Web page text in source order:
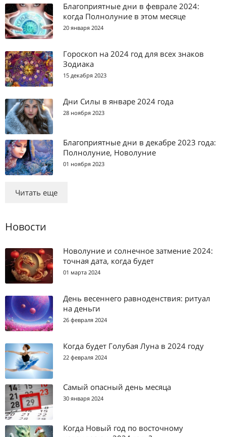
Благоприятные дни в феврале 2024:
когда Полнолуние в этом месяце
20 января 2024
Гороскоп на 2024 год для всех знаков
Зодиака
15 декабря 2023
Дни Силы в январе 2024 года
28 ноября 2023
Благоприятные дни в декабре 2023 года:
Полнолуние, Новолуние
01 ноября 2023
Читать еще
Новости
Новолуние и солнечное затмение 2024:
точная дата, когда будет
01 марта 2024
День весеннего равноденствия: ритуал
на деньги
26 февраля 2024
Когда будет Голубая Луна в 2024 году
22 февраля 2024
Самый опасный день месяца
30 января 2024
Когда Новый год по восточному